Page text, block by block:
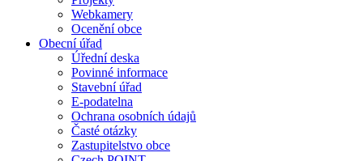
Webkamery
Ocenění obce
Obecní úřad
Úřední deska
Povinné informace
Stavební úřad
E-podatelna
Ochrana osobních údajů
Časté otázky
Zastupitelstvo obce